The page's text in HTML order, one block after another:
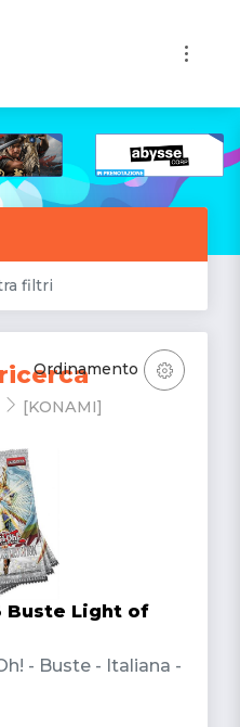
filtri
[KONAMI]
Ordinamento
Buste Light of
- Buste - Italiana -